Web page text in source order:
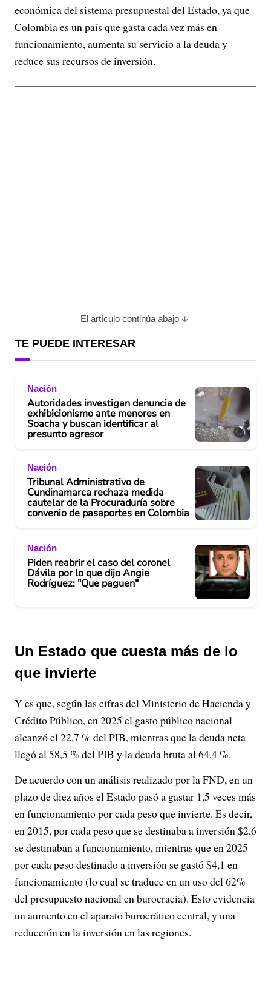
económica del sistema presupuestal del Estado, ya que
Colombia es un país que gasta cada vez más en
funcionamiento, aumenta su servicio a la deuda y
reduce sus recursos de inversión.
El artículo continúa abajo
TE PUEDE INTERESAR
Nación
Autoridades investigan denuncia de
exhibicionismo ante menores en
Soacha y buscan identificar al
presunto agresor
Nación
Tribunal Administrativo de
Cundinamarca rechaza medida
cautelar de la Procuraduría sobre
convenio de pasaportes en Colombia
Nación
Piden reabrir el caso del coronel
Dávila por lo que dijo Angie
Rodríguez: "Que paguen"
Un Estado que cuesta más de lo
que invierte
Y es que, según las cifras del Ministerio de Hacienda y
Crédito Público, en 2025 el gasto público nacional
alcanzó el 22,7 % del PIB, mientras que la deuda neta
llegó al 58,5 % del PIB y la deuda bruta al 64,4 %.
De acuerdo con un análisis realizado por la FND, en un
plazo de diez años el Estado pasó a gastar 1,5 veces más
en funcionamiento por cada peso que invierte. Es decir,
en 2015, por cada peso que se destinaba a inversión $2,6
se destinaban a funcionamiento, mientras que en 2025
por cada peso destinado a inversión se gastó $4,1 en
funcionamiento (lo cual se traduce en un uso del 62%
del presupuesto nacional en burocracia). Esto evidencia
un aumento en el aparato burocrático central, y una
reducción en la inversión en las regiones.